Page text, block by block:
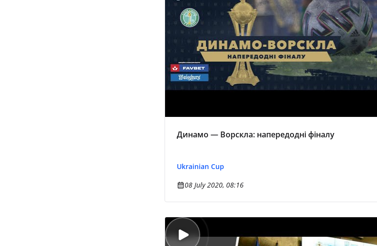
Динамо — Ворскла: напередодні фіналу
Ukrainian Cup
08 July 2020, 08:16